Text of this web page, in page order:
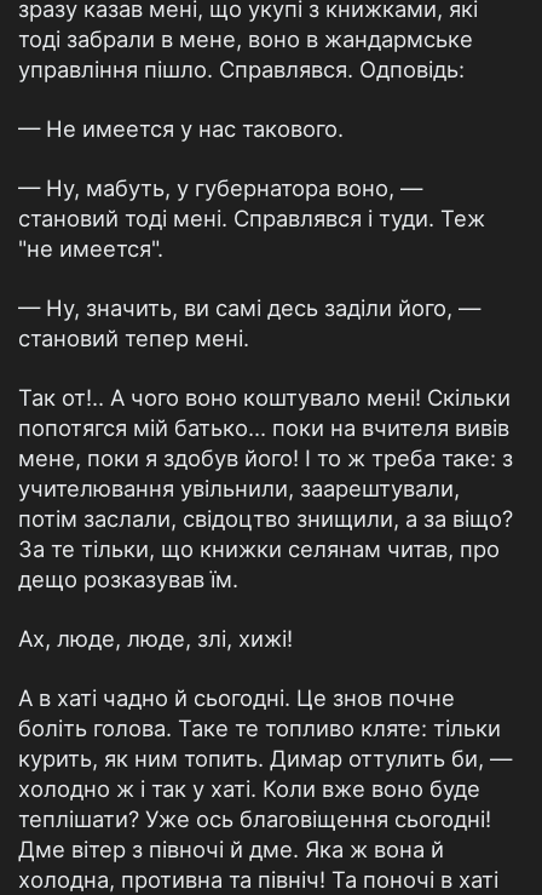
зразу казав мені, що укупі з книжками, які
тоді забрали в мене, воно в жандармське
управління пішло. Справлявся. Одповідь:
— Не имеется у нас такового.
— Ну, мабуть, у губернатора воно, —
становий тоді мені. Справлявся і туди. Теж
"не имеется".
— Ну, значить, ви самі десь заділи його, —
становий тепер мені.
Так от!.. А чого воно коштувало мені! Скільки
попотягся мій батько... поки на вчителя вивів
мене, поки я здобув його! І то ж треба таке: з
учителювання увільнили, заарештували,
потім заслали, свідоцтво знищили, а за віщо?
За те тільки, що книжки селянам читав, про
дещо розказував їм.
Ах, люде, люде, злі, хижі!
А в хаті чадно й сьогодні. Це знов почне
боліть голова. Таке те топливо кляте: тільки
курить, як ним топить. Димар оттулить би, —
холодно ж і так у хаті. Коли вже воно буде
теплішати? Уже ось благовіщення сьогодні!
Дме вітер з півночі й дме. Яка ж вона й
холодна, противна та північ! Та поночі в хаті